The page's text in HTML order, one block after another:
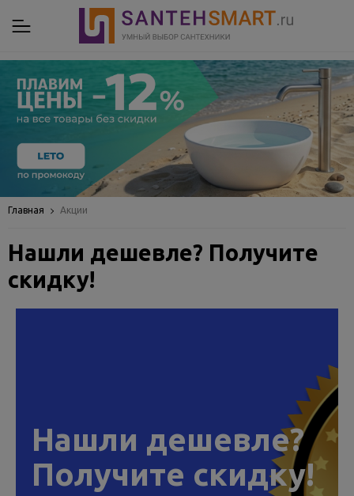
Главная Акции
Нашли дешевле? Получите
скидку!
Нашли дешевле?
Получите скидку!